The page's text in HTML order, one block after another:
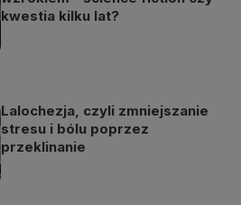
kwestia kilku lat?
Lalochezja, czyli zmniejszanie
stresu i bólu poprzez
przeklinanie